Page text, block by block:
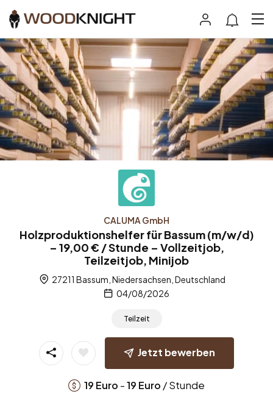
CALUMA GmbH
Holzproduktionshelfer für Bassum (m/w/d)
– 19,00 € / Stunde – Vollzeitjob,
Teilzeitjob, Minijob
27211 Bassum, Niedersachsen, Deutschland
04/08/2026
Teilzeit
Jetzt bewerben
19 Euro -19 Euro / Stunde